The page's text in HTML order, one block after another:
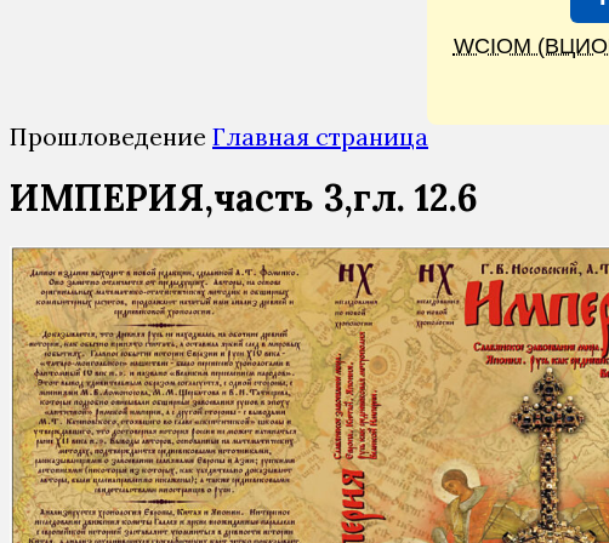
WCIOM
Прошловедение Главная страница
ИМПЕРИЯ,часть 3,гл. 12.6